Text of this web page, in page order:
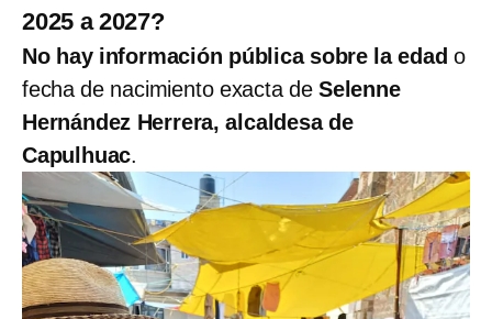
2025 a 2027?
No hay información pública sobre la edad o
fecha de nacimiento exacta deSelenne
Hernández Herrera, alcaldesa de
Capulhuac.